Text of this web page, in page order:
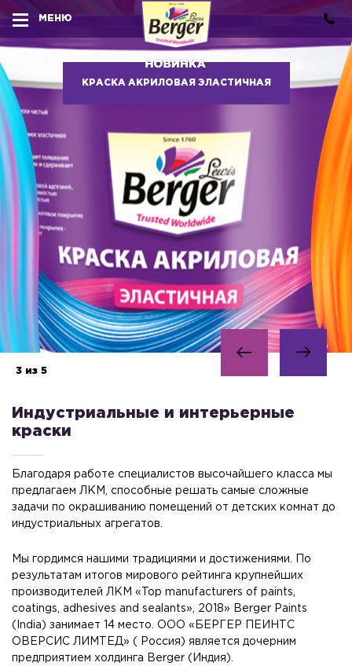
МЕНЮ
КРАСКА АКРИЛОВАЯ ЭЛАСТИЧНАЯ
3 из 5
Индустриальные и интерьерные
краски
Благодаря работе специалистов высочайшего класса мы
предлагаем ЛКМ, способные решать самые сложные
задачи по окрашиванию помещений от детских комнат до
индустриальных агрегатов.
Мы гордимся нашими традициями и достижениями. По
результатам итогов мирового рейтинга крупнейших
производителей ЛКМ «Top manufacturers of paints,
coatings, adhesives and sealants», 2018» Berger Paints
(India) занимает 14 место. ООО «БЕРГЕР ПЕИНТС
ОВЕРСИС ЛИМТЕД» ( Россия) является дочерним
предприятием холдинга Berger (Индия).